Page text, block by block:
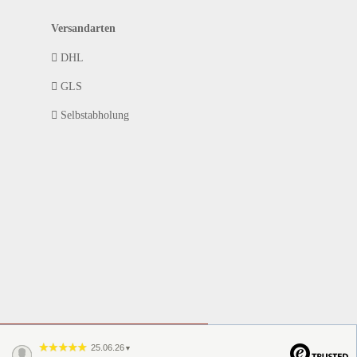
Versandarten
DHL
GLS
Selbstabholung
25.06.26 ▼